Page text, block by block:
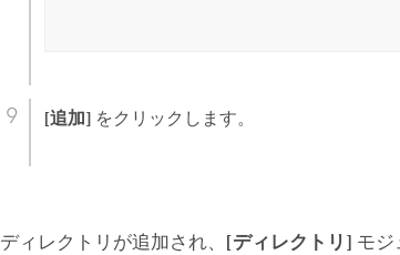
[追加] をクリックします。
ディレクトリが追加され、 [ディレクトリ] モジ